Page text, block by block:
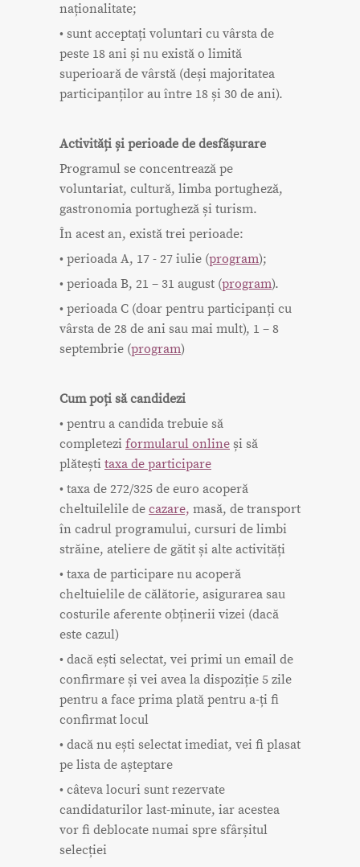
naționalitate;
• sunt acceptați voluntari cu vârsta de
peste 18 ani și nu există o limită
superioară de vârstă (deși majoritatea
participanților au între 18 și 30 de ani).
Activități și perioade de desfășurare
Programul se concentrează pe
voluntariat, cultură, limba portugheză,
gastronomia portugheză și turism.
În acest an, există trei perioade:
• perioada A, 17 - 27 iulie (program);
• perioada B, 21 – 31 august (program).
• perioada C (doar pentru participanți cu
vârsta de 28 de ani sau mai mult), 1 – 8
septembrie (program)
Cum poți să candidezi
• pentru a candida trebuie să
completezi formularul online și să
plătești taxa de participare
• taxa de 272/325 de euro acoperă
cheltuilelile de cazare, masă, de transport
în cadrul programului, cursuri de limbi
străine, ateliere de gătit și alte activități
• taxa de participare nu acoperă
cheltuielile de călătorie, asigurarea sau
costurile aferente obținerii vizei (dacă
este cazul)
• dacă ești selectat, vei primi un email de
confirmare și vei avea la dispoziție 5 zile
pentru a face prima plată pentru a-ți fi
confirmat locul
• dacă nu ești selectat imediat, vei fi plasat
pe lista de așteptare
• câteva locuri sunt rezervate
candidaturilor last-minute, iar acestea
vor fi deblocate numai spre sfârșitul
selecției